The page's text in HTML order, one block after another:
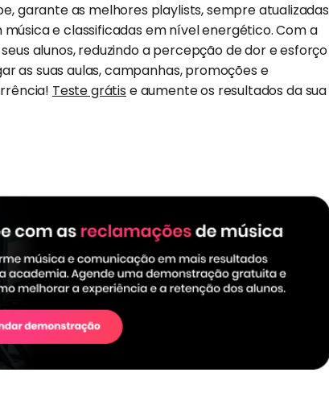
garante as melhores playlists, sempre atualizadas
e classificadas em nível energético. Com a
alunos, reduzindo a percepção de dor e esforço
as suas aulas, campanhas, promoções e
Teste grátis e aumente os resultados da sua